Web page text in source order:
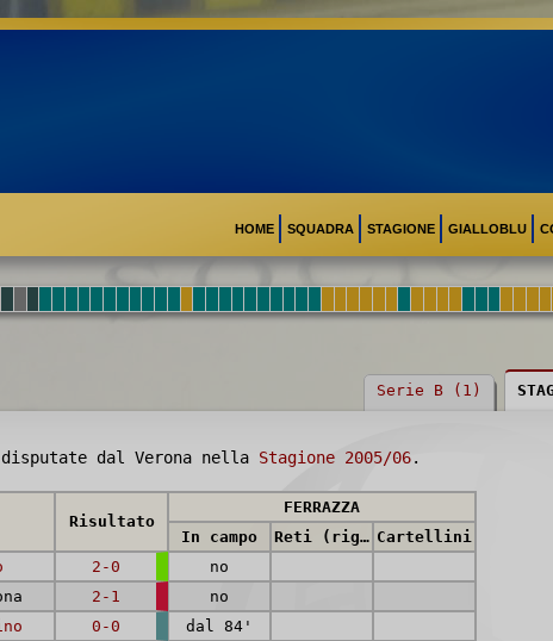
HOME SQUADRA STAGIONE GIALLOBLU
Serie B (1)
dal Verona nella Stagione 2005/06.
Risultato
FERRAZZA
In campo
Reti (rig.) Cartellini
2-0
no
2-1
no
0-0
dal 84'